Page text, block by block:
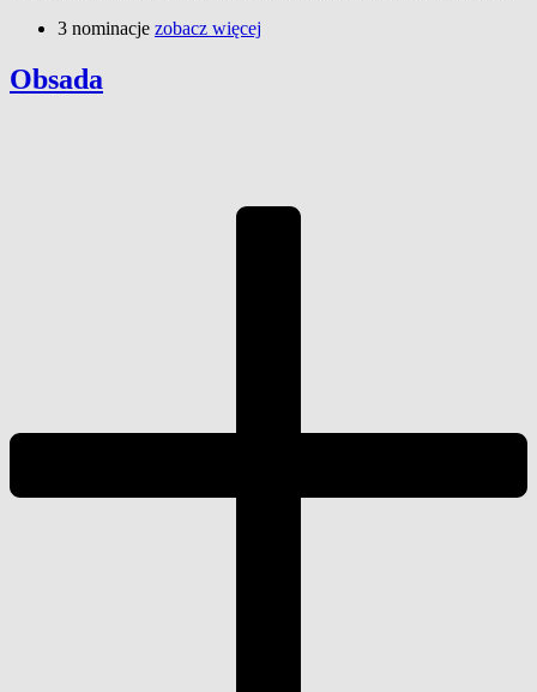
3 nominacje zobacz więcej
Obsada